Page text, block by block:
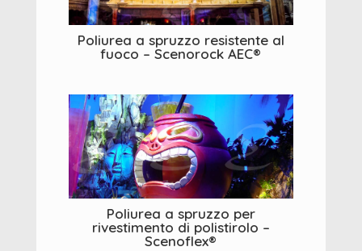
Poliurea a spruzzo resistente al
fuoco – Scenorock AEC®
Poliurea a spruzzo per
rivestimento di polistirolo –
Scenoflex®